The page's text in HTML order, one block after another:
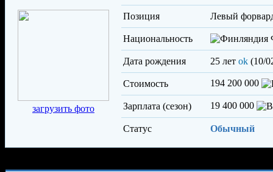
загрузить фото
Позиция левый
Национальность
Дата рождения 25 лет ok (10/
Стоимость 194 200 000
Зарплата (сезон) 19 400 000
Статус Обычный